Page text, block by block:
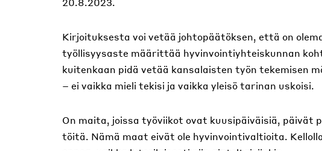
Kirjoituksesta voi vetää johtopäätöksen, että on
työllisyysaste määrittää hyvinvointiyhteiskunnan
kuitenkaan pidä vetää kansalaisten työn tekemisen
– ei vaikka mieli tekisi ja vaikka yleisö tarinan uskoisi.
On maita, joissa työviikot ovat kuusipäiväisiä, päivät
töitä. Nämä maat eivät ole hyvinvointivaltioita.